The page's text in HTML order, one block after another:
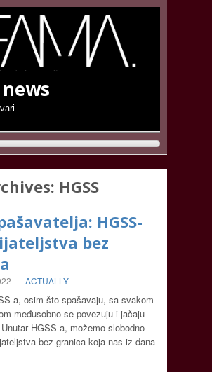
HGSS
HGSS-
bez
- ACTUALLY
a, osim što spašavaju, sa svakom
međusobno se povezuju i jačaju
HGSS-a, možemo slobodno
bez granica koja nas iz dana